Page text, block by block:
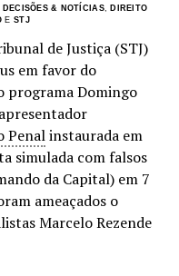
DECISÕES & NOTÍCIAS,
DIREITO
E STJ
de Justiça (STJ)
em favor do
programa Domingo
Penalinstaurada em
simulada com falsos
da Capital) em 7
ameaçados o
Marcelo Rezende